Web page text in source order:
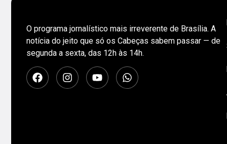
O programa jornalístico mais irreverente de Brasília. A
notícia do jeito que só os Cabeças sabem passar — de
segunda a sexta, das 12h às 14h.